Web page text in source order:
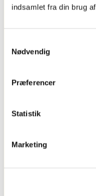
indsamlet fra din brug
Nødvendig
Præferencer
Statistik
Marketing